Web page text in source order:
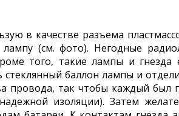
в качестве разъема
(см. фото). Негодные
того, такие лампы и
стеклянный баллон лампы и
провода, так чтобы каждый был
изоляции). Затем